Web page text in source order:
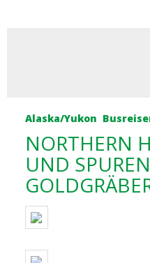
Alaska/Yukon
NORTHERN
UND